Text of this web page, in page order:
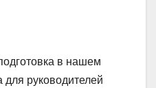
в нашем
для руководителей